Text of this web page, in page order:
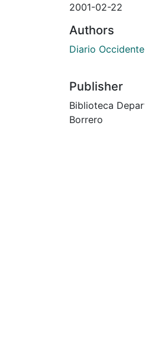
2001-02-22
Authors
Diario Occidente
Publisher
Biblioteca
Borrero